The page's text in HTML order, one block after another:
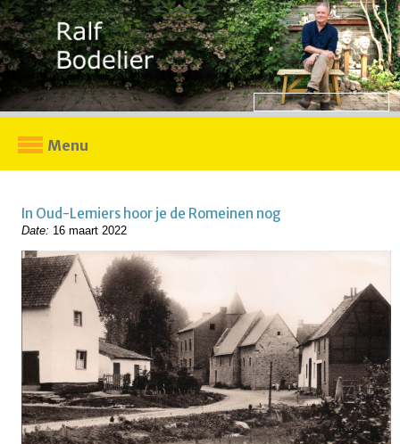
Menu
In Oud-Lemiers hoor je de Romeinen nog
Date: 16 maart 2022